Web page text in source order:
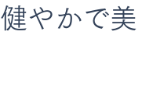
健やかで美